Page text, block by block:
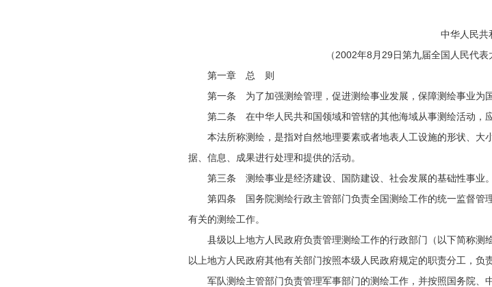
中华人民共
（2002年8月29日第九届全国人民代
第一章 总 则
第一条 为了加强测绘管理，促进测绘事业发展，保障测绘事业为
第二条 在中华人民共和国领域和管辖的其他海域从事测绘活动，应
本法所称测绘，是指对自然地理要素或者地表人工设施的形状、
据、信息、成果进行处理和提供的活动。
第三条 测绘事业是经济建设、国防建设、社会发展的基础性事业
第四条 国务院测绘行政主管部门负责全国测绘工作的统一监督管
有关的测绘工作。
县级以上地方人民政府负责管理测绘工作的行政部门（以下简称
以上地方人民政府其他有关部门按照本级人民政府规定的职责分工，负
军队测绘主管部门负责管理军事部门的测绘工作，并按照国务院、